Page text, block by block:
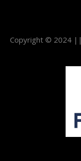
Copyright © 2024 ||